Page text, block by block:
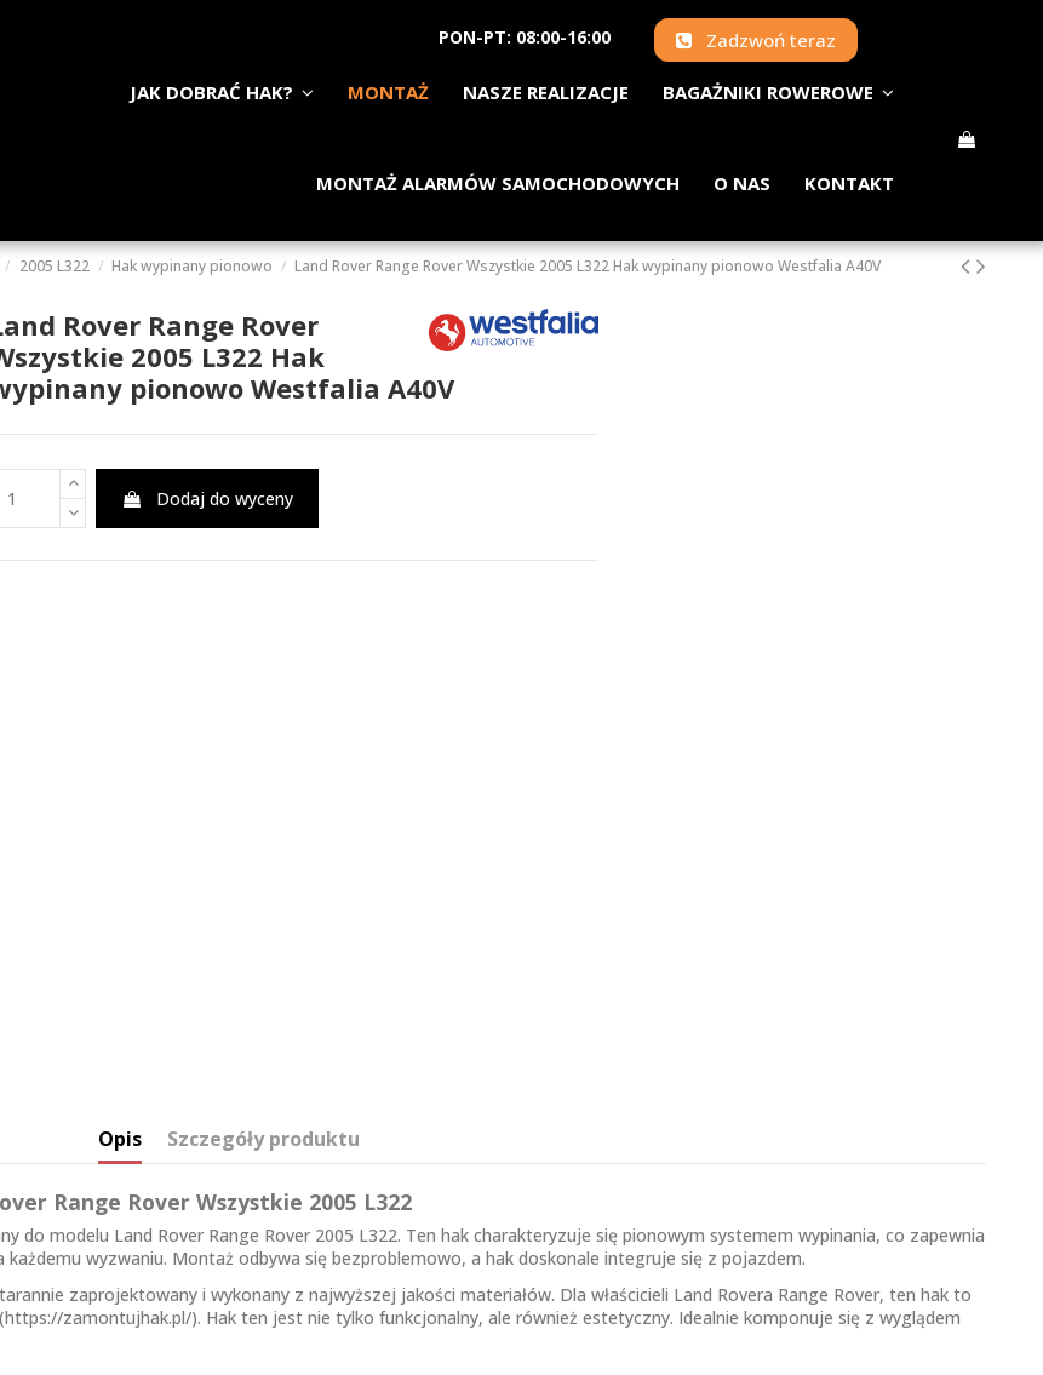
PON-PT: 08:00-16:00 Zadzwoń teraz
JAK DOBRAĆ HAK? MONTAŻ NASZE REALIZACJE BAGAŻNIKI ROWEROWE
MONTAŻ ALARMÓW SAMOCHODOWYCH O NAS KONTAKT
2005 L322 Hak wypinany pionowo Land Rover Range Rover Wszystkie 2005 L322 Hak wypinany pionowo Westfalia A40V
Rover Range Rover
2005 L322 Hak
pionowo Westfalia A40V
Dodaj do wyceny
Opis Szczegóły produktu
Range Rover Wszystkie 2005 L322
do modelu Land Rover Range Rover 2005 L322. Ten hak charakteryzuje się pionowym systemem wypinania, co zapewnia
wyzwaniu. Montaż odbywa się bezproblemowo, a hak doskonale integruje się z pojazdem.
zaprojektowany i wykonany z najwyższej jakości materiałów. Dla właścicieli Land Rovera Range Rover, ten hak to
zamontujhak.pl/). Hak ten jest nie tylko funkcjonalny, ale również estetyczny. Idealnie komponuje się z wyglądem